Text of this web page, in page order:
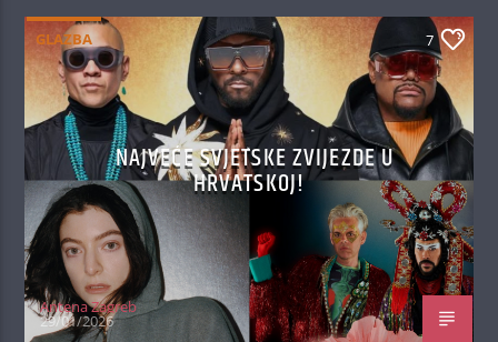
GLAZBA 7
NAJVEĆE SVJETSKE ZVIJEZDE U
HRVATSKOJ!
Antena Zagreb
29/01/2026